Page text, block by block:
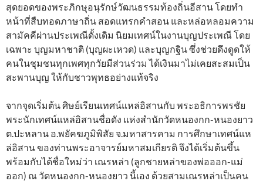
สุดยอดของพระภิกษุอนุรักษ์วัฒนธรรมท้องถิ่นอีสาน โดยทำ
หน้าที่สืบทอดภาษาถิ่น สอดแทรกคำสอน และหล่อหลอมความ
สามัคคีผ่านประเพณีดั้งเดิม นิยมเทศน์ในงานบุญประเพณี โดย
เฉพาะ บุญมหาชาติ (บุญผะเหวด) และบุญกฐิน ซึ่งช่วยดึงดูดให้
คนในชุมชนทุกเพศทุกวัยมีส่วนร่วม ได้เงินมาไม่เคยสะสมเป็น
สะพานบุญ ให้กับชาวพุทธอย่างแท้จริง
จากจุดเริ่มต้น ศิษย์เรียนเทศน์แหล่อิสานกับ พระอธิการพรชัย
พระนักเทศน์แหล่อิสานชื่อดัง แห่งสำนักวัดหนองกก-หนองยาว
ต.ปะหลาน อ.พยัคฆภูมิพิสัย จ.มหาสารคาม การศึกษาเทศน์แห
ล่อิสาน ของท่านพระอาจารย์มหาสมเกียรติ จึงได้เริ่มต้นขึ้น
พร้อมกับได้ชื่อใหม่ว่า เณรหล่า (ลูกชายหล่าของพ่อออก-แม่
ออก) ณ วัดหนองกก-หนองยาว นี้เอง ด้วยสามเณรหล่าเป็นคน